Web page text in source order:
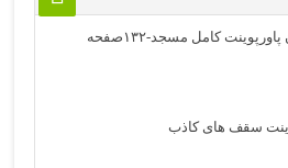
کامل مسجد-۱۳۲صفحه
سقف های کاذب